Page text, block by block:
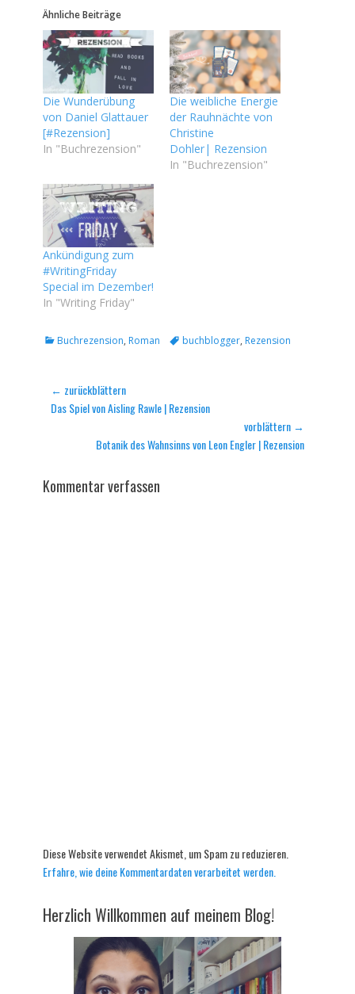
Ähnliche Beiträge
Die Wunderübung
von Daniel Glattauer
[#Rezension]
In "Buchrezension"
Die weibliche Energie
der Rauhnächte von
Christine
Dohler| Rezension
In "Buchrezension"
Ankündigung zum
#WritingFriday
Special im Dezember!
In "Writing Friday"
Kategorien
Buchrezension, Roman Tagsbuchblogger, Rezension
Beitragsnavigation
← zurückblättern
Vorheriger
Das Spiel von Aisling Rawle | Rezension
vorblättern →
Botanik des Wahnsinns von Leon Engler | Rezension
Kommentar verfassen
Diese Website verwendet Akismet, um Spam zu reduzieren.
Erfahre, wie deine Kommentardaten verarbeitet werden.
Herzlich Willkommen auf meinem Blog!